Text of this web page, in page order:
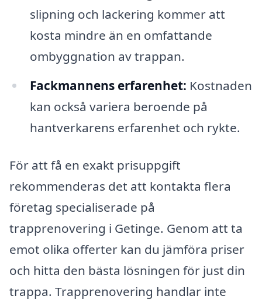
slipning och lackering kommer att
kosta mindre än en omfattande
ombyggnation av trappan.
Fackmannens erfarenhet: Kostnaden
kan också variera beroende på
hantverkarens erfarenhet och rykte.
För att få en exakt prisuppgift
rekommenderas det att kontakta flera
företag specialiserade på
trapprenovering i Getinge. Genom att ta
emot olika offerter kan du jämföra priser
och hitta den bästa lösningen för just din
trappa. Trapprenovering handlar inte